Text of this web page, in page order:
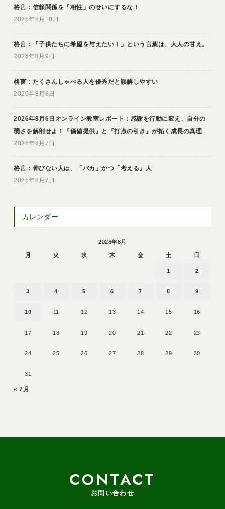
格言：信頼関係を「相性」のせいにするな！
2026年8月10日
格言：「子供たちに希望を与えたい！」という言葉は、大人の甘え。
2026年8月9日
格言：たくさんしゃべる人を優秀だと誤解しやすい
2026年8月8日
2026年8月6日オンライン教室レポート：感謝を行動に変え、自分の
弱さを解剖せよ！『価値提供』と『打点の引き』が拓く成長の真理
2026年8月7日
格言：伸びない人は、「バカ」かつ「考える」人
2026年8月7日
カレンダー
2026年8月
月 火 水 木 金 土 日
1 2
3 4 5 6 7 8 9
10 11 12 13 14 15 16
17 18 19 20 21 22 23
24 25 26 27 28 29 30
31
« 7月
CONTACT
お問い合わせ